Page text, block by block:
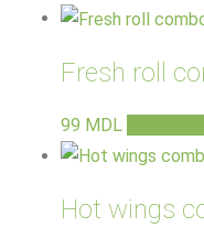
Fresh roll
99 MDL
Hot wings